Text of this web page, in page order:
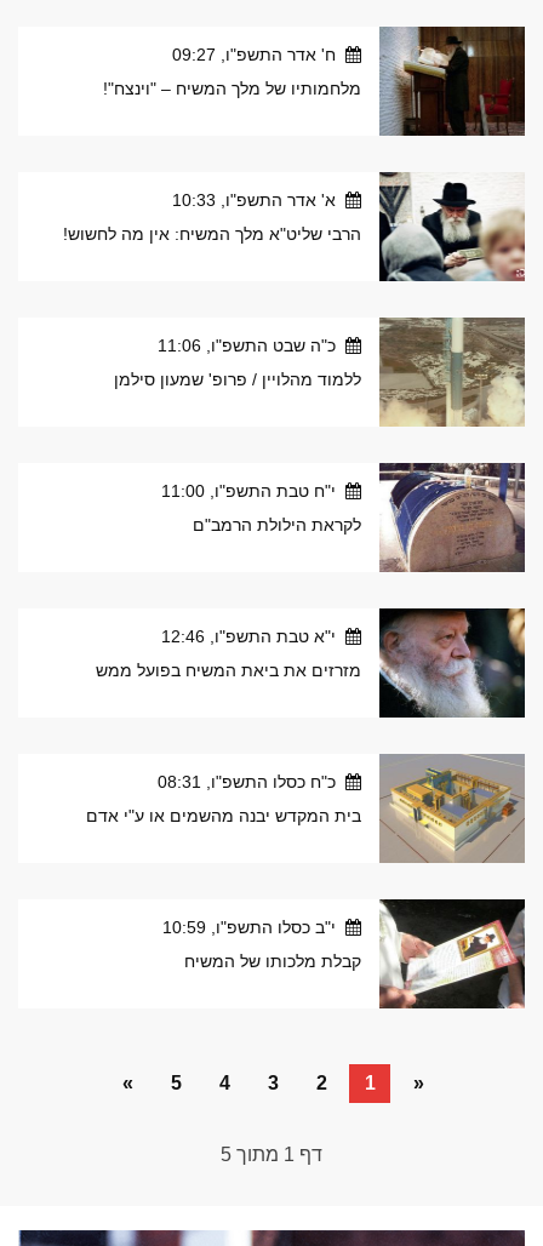
ח' אדר התשפ"ו, 09:27
מלחמותיו של מלך המשיח – "וינצח"!
א' אדר התשפ"ו, 10:33
הרבי שליט"א מלך המשיח: אין מה לחשוש!
כ"ה שבט התשפ"ו, 11:06
ללמוד מהלויין / פרופ' שמעון סילמן
י"ח טבת התשפ"ו, 11:00
לקראת הילולת הרמב"ם
י"א טבת התשפ"ו, 12:46
מזרזים את ביאת המשיח בפועל ממש
כ"ח כסלו התשפ"ו, 08:31
בית המקדש יבנה מהשמים או ע"י אדם
י"ב כסלו התשפ"ו, 10:59
קבלת מלכותו של המשיח
«
1
2
3
4
5
»
דף 1 מתוך 5